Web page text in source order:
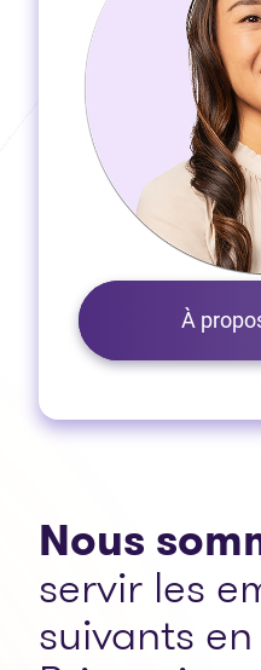
À
Nous
servir les
suivants